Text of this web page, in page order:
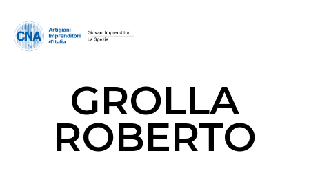
GROLLA
ROBERTO